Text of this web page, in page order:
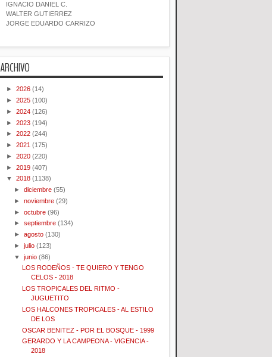
IGNACIO DANIEL C.
WALTER GUTIERREZ
JORGE EDUARDO CARRIZO
ARCHIVO
► 2026 (14)
► 2025 (100)
► 2024 (126)
► 2023 (194)
► 2022 (244)
► 2021 (175)
► 2020 (220)
► 2019 (407)
▼ 2018 (1138)
►diciembre (55)
►noviembre (29)
►octubre (96)
►septiembre (134)
►agosto (130)
►julio (123)
▼junio (86)
LOS RODEÑOS - TE QUIERO Y TENGO
CELOS - 2018
LOS TROPICALES DEL RITMO -
JUGUETITO
LOS HALCONES TROPICALES - AL ESTILO
DE LOS
OSCAR BENITEZ - POR EL BOSQUE - 1999
GERARDO Y LA CAMPEONA - VIGENCIA -
2018